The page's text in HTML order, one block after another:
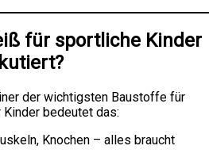
für sportliche Kinder
der wichtigsten Baustoffe für
Kinder bedeutet das:
Knochen – alles braucht